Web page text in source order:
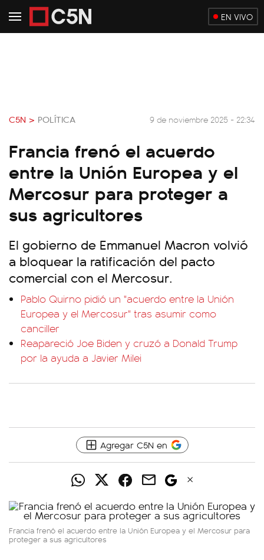
EN VIVO
C5N > POLÍTICA 9 de noviembre 2025 - 22:34
Francia frenó el acuerdo
entre la Unión Europea y el
Mercosur para proteger a
sus agricultores
El gobierno de Emmanuel Macron volvió
a bloquear la ratificación del pacto
comercial con el Mercosur.
Pablo Quirno pidió un "acuerdo entre la Unión
Europea y el Mercosur" tras asumir como
canciller
Reapareció Joe Biden y cruzó a Donald Trump
por la ayuda a Javier Milei
Agregar C5N en
Francia frenó el acuerdo entre la Unión Europea y el Mercosur para
proteger a sus agricultores